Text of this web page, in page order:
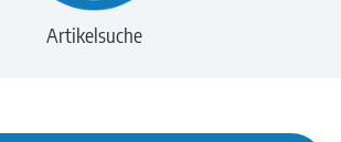
Artikelsuche